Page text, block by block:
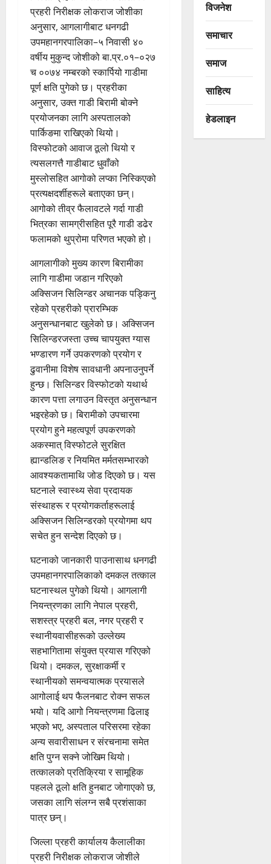
प्रहरी निरीक्षक लोकराज जोशीका
अनुसार, आगलागीबाट धनगढी
उपमहानगरपालिका–५ निवासी ४०
वर्षीय मुकुन्द जोशीको बा.प्र.०१–०२७
च ००७४ नम्बरको स्कार्पियो गाडीमा
पूर्ण क्षति पुगेको छ। प्रहरीका
अनुसार, उक्त गाडी बिरामी बोक्ने
प्रयोजनका लागि अस्पतालको
पार्किङमा राखिएको थियो।
विस्फोटको आवाज ठूलो थियो र
त्यसलगत्तै गाडीबाट धुवाँको
मुस्लोसहित आगोको लप्का निस्किएको
प्रत्यक्षदर्शीहरूले बताएका छन्।
आगोको तीव्र फैलावटले गर्दा गाडी
भित्रका सामग्रीसहित पूरै गाडी डढेर
फलामको थुप्रोमा परिणत भएको हो।
आगलागीको मुख्य कारण बिरामीका
लागि गाडीमा जडान गरिएको
अक्सिजन सिलिन्डर अचानक पड्किनु
रहेको प्रहरीको प्रारम्भिक
अनुसन्धानबाट खुलेको छ। अक्सिजन
सिलिन्डरजस्ता उच्च चापयुक्त ग्यास
भण्डारण गर्ने उपकरणको प्रयोग र
ढुवानीमा विशेष सावधानी अपनाउनुपर्ने
हुन्छ। सिलिन्डर विस्फोटको यथार्थ
कारण पत्ता लगाउन विस्तृत अनुसन्धान
भइरहेको छ। बिरामीको उपचारमा
प्रयोग हुने महत्वपूर्ण उपकरणको
अकस्मात् विस्फोटले सुरक्षित
ह्यान्डलिङ र नियमित मर्मतसम्भारको
आवश्यकतामाथि जोड दिएको छ। यस
घटनाले स्वास्थ्य सेवा प्रदायक
संस्थाहरू र प्रयोगकर्ताहरूलाई
अक्सिजन सिलिन्डरको प्रयोगमा थप
सचेत हुन सन्देश दिएको छ।
घटनाको जानकारी पाउनासाथ धनगढी
उपमहानगरपालिकाको दमकल तत्काल
घटनास्थल पुगेको थियो। आगलागी
नियन्त्रणका लागि नेपाल प्रहरी,
सशस्त्र प्रहरी बल, नगर प्रहरी र
स्थानीयवासीहरूको उल्लेख्य
सहभागितामा संयुक्त प्रयास गरिएको
थियो। दमकल, सुरक्षाकर्मी र
स्थानीयको समन्वयात्मक प्रयासले
आगोलाई थप फैलनबाट रोक्न सफल
भयो। यदि आगो नियन्त्रणमा ढिलाइ
भएको भए, अस्पताल परिसरमा रहेका
अन्य सवारीसाधन र संरचनामा समेत
क्षति पुग्न सक्ने जोखिम थियो।
तत्कालको प्रतिक्रिया र सामूहिक
पहलले ठूलो क्षति हुनबाट जोगाएको छ,
जसका लागि संलग्न सबै प्रशंसाका
पात्र छन्।
जिल्ला प्रहरी कार्यालय कैलालीका
प्रहरी निरीक्षक लोकराज जोशीले
विजनेश
समाचार
समाज
साहित्य
हेडलाइन